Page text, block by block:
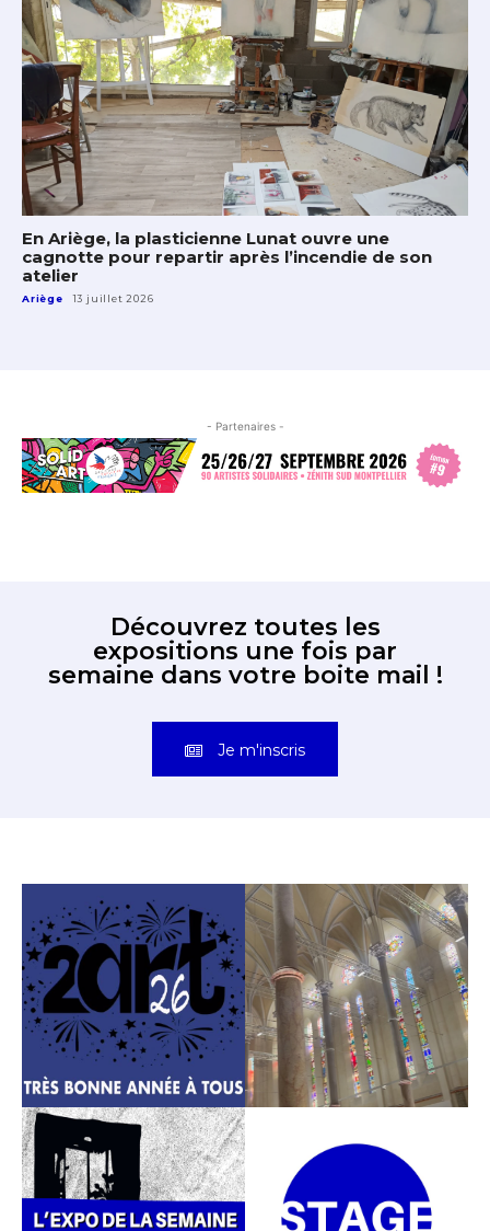
En Ariège, la plasticienne Lunat ouvre une
cagnotte pour repartir après l’incendie de son
atelier
Ariège 13 juillet 2026
- Partenaires -
Découvrez toutes les
expositions une fois par
semaine dans votre boite mail !
Je m'inscris